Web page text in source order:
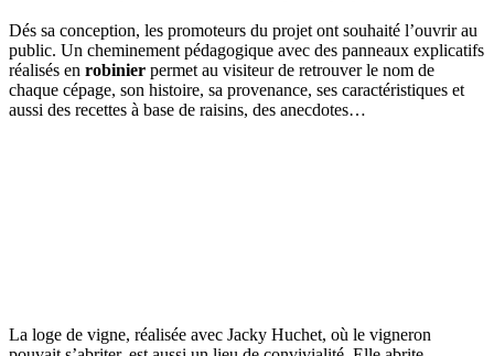
Dés sa conception, les promoteurs du projet ont souhaité l’ouvrir au
public. Un cheminement pédagogique avec des panneaux explicatifs
réalisés en robinier permet au visiteur de retrouver le nom de
chaque cépage, son histoire, sa provenance, ses caractéristiques et
aussi des recettes à base de raisins, des anecdotes…
La loge de vigne, réalisée avec Jacky Huchet, où le vigneron